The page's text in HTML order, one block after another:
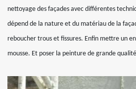
nettoyage des façades avec différentes
dépend de la nature et du matériau de la
reboucher trous et fissures. Enfin mettre un
mousse. Et poser la peinture de grande